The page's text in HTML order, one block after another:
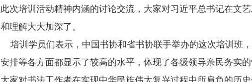
此次培训活动精神内涵的讨论交流，大家对习近平总书记在文
和理解大大加深了。
培训学员们表示，中国书协和省书协联手举办的这次培训班
安排等各方面都显示了较高的水平，体现了各级领导亲民务实
大家对书法工作者在实现中华民族伟大复兴过程中所肩负的历